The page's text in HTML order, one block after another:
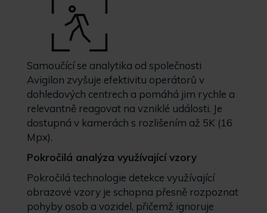
Samoučící se analytika od společnosti
Avigilon zvyšuje efektivitu operátorů v
dohledových centrech a pomáhá jim rychle a
relevantně reagovat na vzniklé události. Je
dostupná v kamerách s rozlišením až 5K (16
Mpx).
Pokročilá analýza využívající vzory
Pokročilá technologie detekce využívající
obrazové vzory je schopna přesně rozpoznat
pohyby osob a vozidel, přičemž ignoruje